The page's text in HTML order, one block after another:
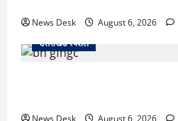
News Desk August 6, 2026
उत्तराखंड स्पेशल
News Desk August 6, 2026